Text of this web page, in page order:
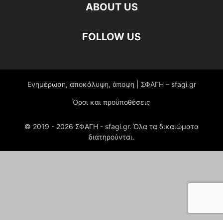
ABOUT US
FOLLOW US
Ενημέρωση, αποκάλυψη, άποψη | ΣΦΑΓΗ – sfagi.gr
Όροι και προϋποθέσεις
© 2019 - 2026 ΣΦΑΓΗ - sfagi.gr. Όλα τα δικαιώματα
διατηρούνται.